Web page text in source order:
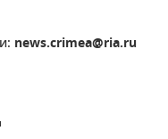
news.crimea@ria.ru